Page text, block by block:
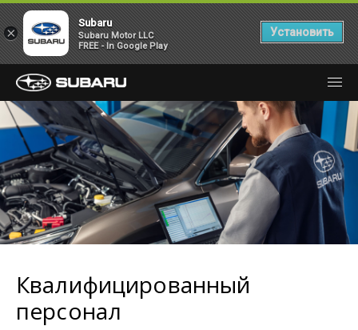
Квалифицированный
персонал
×
Subaru
Subaru Motor LLC
FREE - In Google Play
Установить